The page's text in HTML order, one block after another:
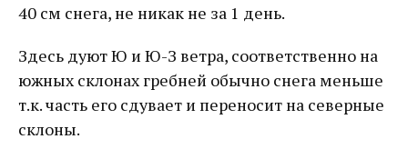
40 см снега, не никак не за 1 день.
Здесь дуют Ю и Ю-З ветра, соответственно на
южных склонах гребней обычно снега меньше
т.к. часть его сдувает и переносит на северные
склоны.